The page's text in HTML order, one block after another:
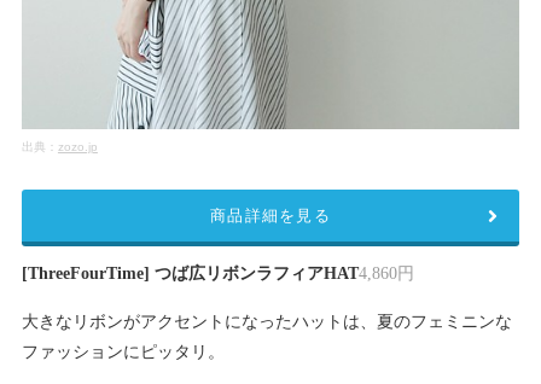
出典： zozo.jp
[ThreeFourTime] つば広リボンラフィアHAT4,860円
大きなリボンがアクセントになったハットは、夏のフェミニンな
ファッションにピッタリ。
商品詳細を見る